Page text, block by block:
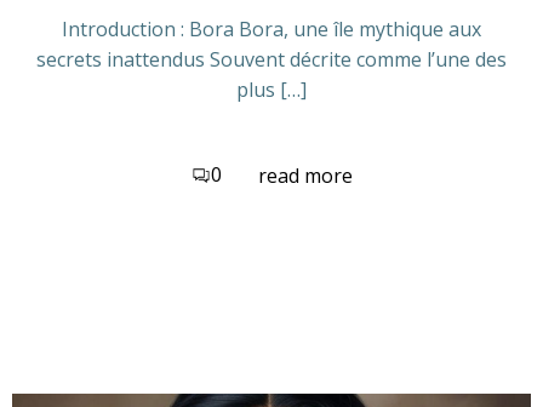
Introduction : Bora Bora, une île mythique aux
secrets inattendus Souvent décrite comme l’une des
plus […]
0 read more